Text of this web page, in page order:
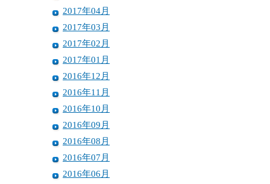
2017年04月
2017年03月
2017年02月
2017年01月
2016年12月
2016年11月
2016年10月
2016年09月
2016年08月
2016年07月
2016年06月